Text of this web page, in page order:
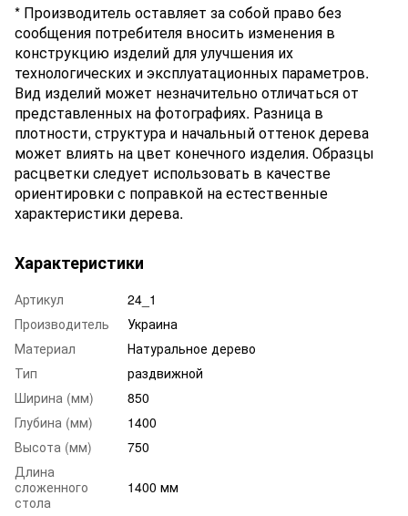
* Производитель оставляет за собой право без
сообщения потребителя вносить изменения в
конструкцию изделий для улучшения их
технологических и эксплуатационных параметров.
Вид изделий может незначительно отличаться от
представленных на фотографиях. Разница в
плотности, структура и начальный оттенок дерева
может влиять на цвет конечного изделия. Образцы
расцветки следует использовать в качестве
ориентировки с поправкой на естественные
характеристики дерева.
Характеристики
Артикул
24_1
Производитель
Украина
Материал
Натуральное дерево
Тип
раздвижной
Ширина (мм)
850
Глубина (мм)
1400
Высота (мм)
750
Длина
сложенного
стола
1400 мм